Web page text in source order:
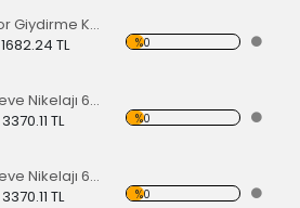
Krom Motor Giydirme Kapağı
1682.24 TL %0
Kapı Çerçeve Nikelajı 65 Sol Ön
3370.11 TL %0
Kapı Çerçeve Nikelajı 65 Sağ Ön
3370.11 TL %0